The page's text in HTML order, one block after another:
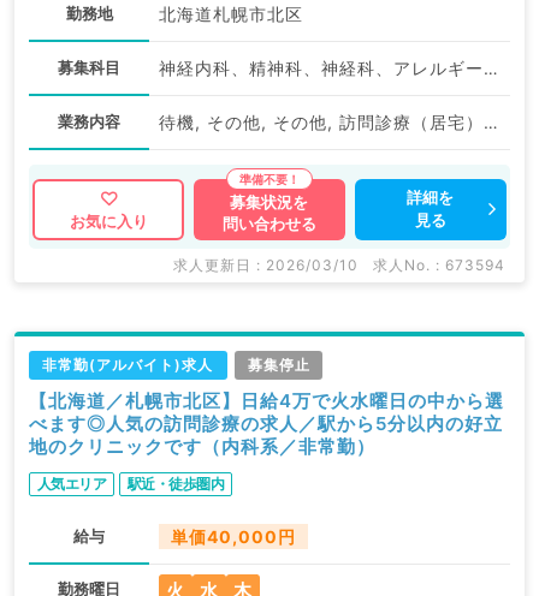
勤務地 北海道札幌市北区
募集科目 神経内科、精神科、神経科、アレルギー科、リウマチ科、小児科、整形外科、形成外科、美容外科、脳神経外科、呼吸器外科、心臓血管外科、小児外科、皮膚科、泌尿器科、産婦人科、産科、婦人科、眼科、耳鼻咽喉科、気管食道科、放射線科、リハビリテーション科、麻酔科、ペインクリニック、人工透析科、緩和ケア科、一般内科、循環器内科、呼吸器内科、消化器内科、内分泌・代謝内科、腎臓内科、老年内科、外科系全般、一般外科、消化器外科、乳腺外科、総合診療科、美容皮膚科、健診・人間ドック、救急科・ＩＣＵ、病理科、基礎医学系、膠原病科、スポーツ整形外科、大腸・肛門外科、産業医、脊髄・脊椎外科
業務内容 待機, その他, その他, 訪問診療（居宅）, 訪問診療（居宅）
お気に入り
募集状況を
問い合わせる
詳細を
見る
求人更新日 : 2026/03/10 求人No. : 673594
非常勤(アルバイト)求人 募集停止
【北海道／札幌市北区】日給4万で火水曜日の中から選
べます◎人気の訪問診療の求人／駅から5分以内の好立
地のクリニックです（内科系／非常勤）
人気エリア 駅近・徒歩圏内
給与 単価40,000円
勤務曜日 火 水 木